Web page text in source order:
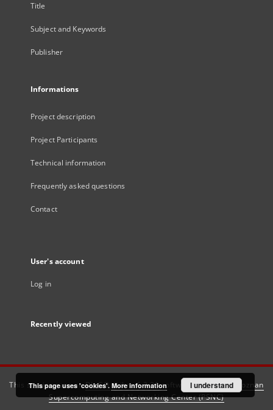
Title
Subject and Keywords
Publisher
Informations
Project description
Project Participants
Technical information
Frequently asked questions
Contact
User's account
Log in
Recently viewed
This service runs onDInGO dLibra 6.3.21software created by
Poznan
Supercomputing and Networking Center (PSNC)
This page uses 'cookies'. More information I understand